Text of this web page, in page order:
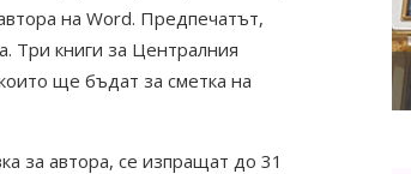
на Word. Предпечатът,
Три книги за Централния
ще бъдат за сметка на
за автора, се изпращат до 31